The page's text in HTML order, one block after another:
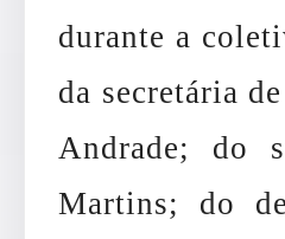
durante a
da secretária
Andrade; do
Martins; do